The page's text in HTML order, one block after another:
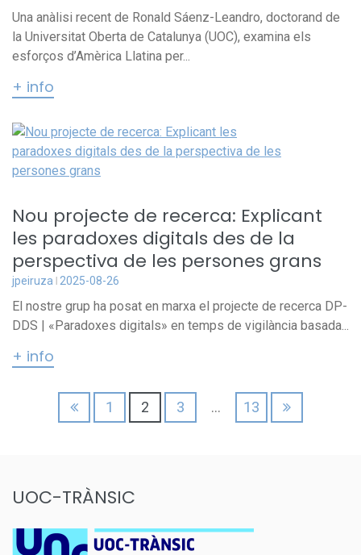
Una anàlisi recent de Ronald Sáenz-Leandro, doctorand de
la Universitat Oberta de Catalunya (UOC), examina els
esforços d’Amèrica Llatina per...
+ info
Nou projecte de recerca: Explicant
les paradoxes digitals des de la
perspectiva de les persones grans
jpeiruza 2025-08-26
El nostre grup ha posat en marxa el projecte de recerca DP-
DDS | «Paradoxes digitals» en temps de vigilància basada...
+ info
Paginació
1 2 3 … 13
UOC-TRÀNSIC